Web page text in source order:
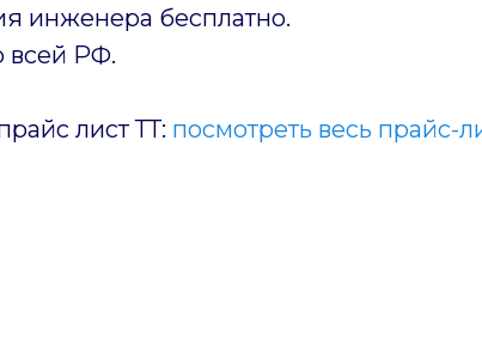
инженера бесплатно.
всей РФ.
лист ТТ: посмотреть весь прайс-